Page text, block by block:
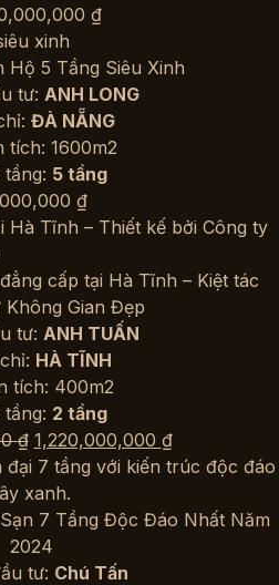
₫
Hộ 5 Tầng Siêu Xinh
tư: ANH LONG
ĐÀ NẴNG
tích: 1600m2
5 tầng
₫
cấp tại Hà Tĩnh – Kiệt tác
Không Gian Đẹp
tư: ANH TUẤN
HÀ TĨNH
tích: 400m2
2 tầng
₫ Giá
gốc
là:
1,250,000,000 ₫.
1,220,000,000 ₫Giá
hiện
là:
7 Tầng Độc Đáo Nhất Năm
2024
tư: Chú Tấn